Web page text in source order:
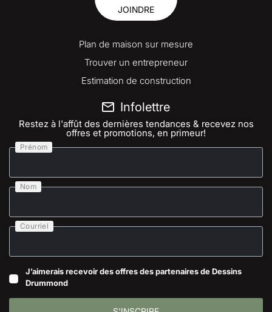
JOINDRE
Plan de maison sur mesure
Trouver un entrepreneur
Estimation de construction
Infolettre
Restez à l'affût des dernières tendances & recevez nos
offres et promotions, en primeur!
Prénom
Nom
Courriel
J’aimerais recevoir des offres des partenaires de Dessins
Drummond